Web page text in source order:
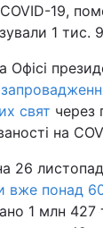
COVID-19,
1 тис.
Офісі
свят через
на
26
вже понад
1 млн 427